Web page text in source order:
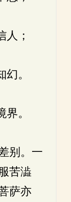
人；
。
。
别。一
苦澁
萨亦